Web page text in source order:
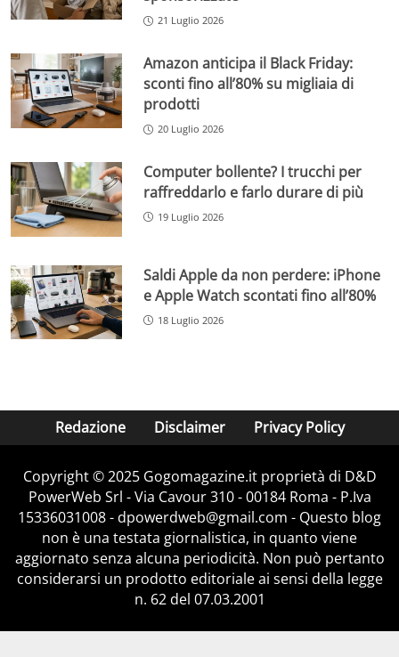
21 Luglio 2026
Amazon anticipa il Black Friday:
sconti fino all’80% su migliaia di
prodotti
20 Luglio 2026
Computer bollente? I trucchi per
raffreddarlo e farlo durare di più
19 Luglio 2026
Saldi Apple da non perdere: iPhone
e Apple Watch scontati fino all’80%
18 Luglio 2026
Redazione Disclaimer Privacy Policy
Copyright © 2025 Gogomagazine.it proprietà di D&D
PowerWeb Srl - Via Cavour 310 - 00184 Roma - P.Iva
15336031008 - dpowerdweb@gmail.com - Questo blog
non è una testata giornalistica, in quanto viene
aggiornato senza alcuna periodicità. Non può pertanto
considerarsi un prodotto editoriale ai sensi della legge
n. 62 del 07.03.2001